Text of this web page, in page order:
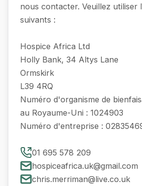
nous contacter. Veuillez utiliser
suivants :
Hospice Africa Ltd
Holly Bank, 34 Altys Lane
Ormskirk
L39 4RQ
Numéro d'organisme de
au Royaume-Uni : 1024903
Numéro d'entreprise :
01 695 578 209
hospiceafrica.uk@gmail.com
chris.merriman@live.co.uk